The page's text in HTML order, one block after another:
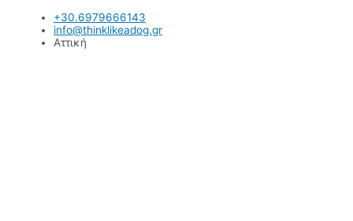
Μετάβαση
περιεχόμενο
+30.6979666143
info@thinklikeadog.gr
Αττική